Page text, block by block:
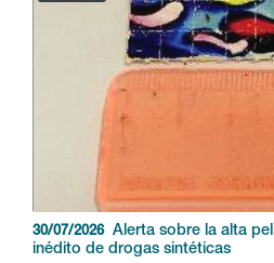
30/07/2026
Alerta sobre la alta
inédito de drogas sintéticas